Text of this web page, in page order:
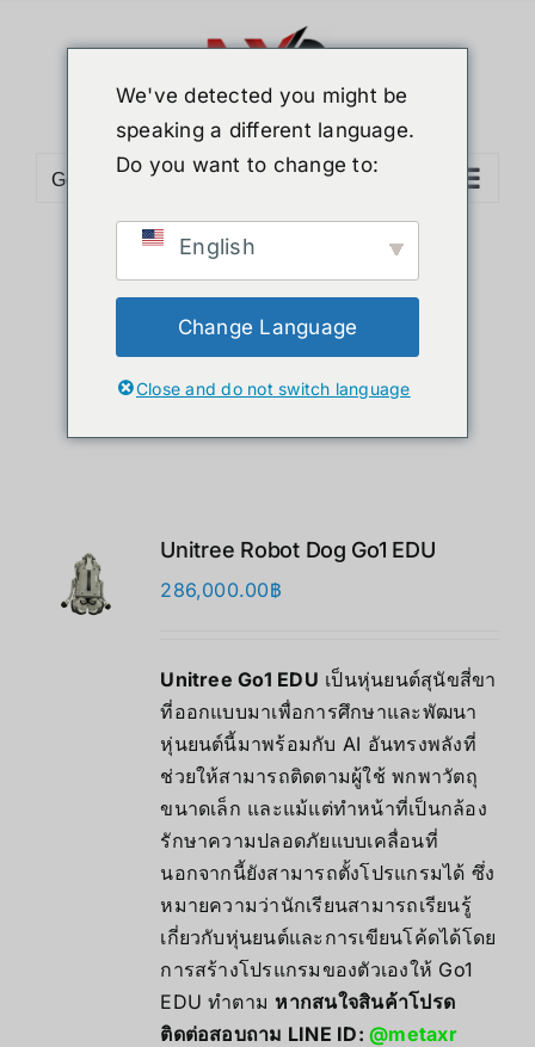
Go to...
Sort byDefault Order
Show36 Products
Unitree Robot Dog Go1 EDU
286,000.00฿
Unitree Go1 EDU เป็นหุ่นยนต์สุนัขสี่ขา
ที่ออกแบบมาเพื่อการศึกษาและพัฒนา
หุ่นยนต์นี้มาพร้อมกับ AI อันทรงพลังที่
ช่วยให้สามารถติดตามผู้ใช้ พกพาวัตถุ
ขนาดเล็ก และแม้แต่ทำหน้าที่เป็นกล้อง
รักษาความปลอดภัยแบบเคลื่อนที่
นอกจากนี้ยังสามารถตั้งโปรแกรมได้ ซึ่ง
หมายความว่านักเรียนสามารถเรียนรู้
เกี่ยวกับหุ่นยนต์และการเขียนโค้ดได้โดย
การสร้างโปรแกรมของตัวเองให้ Go1
EDU ทำตาม หากสนใจสินค้าโปรด
ติดต่อสอบถาม LINE ID:@metaxr
We've detected you might be
speaking a different language.
Do you want to change to:
English
Change Language
Close and do not switch language